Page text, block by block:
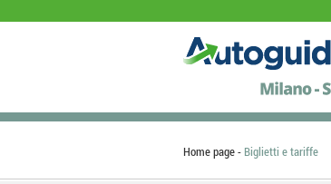
Home page Biglietti e tariffe